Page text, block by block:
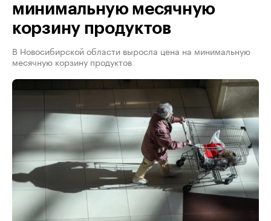
минимальную месячную
корзину продуктов
В Новосибирской области выросла цена на минимальную
месячную корзину продуктов